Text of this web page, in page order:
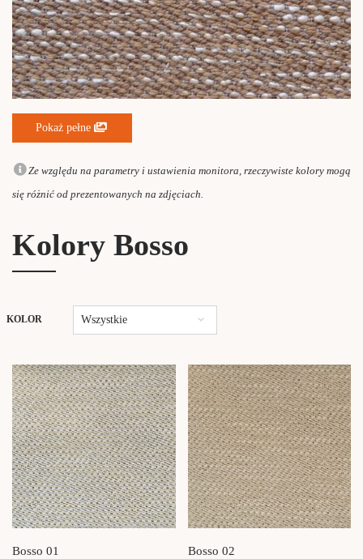
Pokaż pełne
Ze względu na parametry i ustawienia monitora, rzeczywiste kolory mogą
się różnić od prezentowanych na zdjęciach.
Kolory Bosso
KOLOR Wszystkie
Bosso 01 Bosso 02